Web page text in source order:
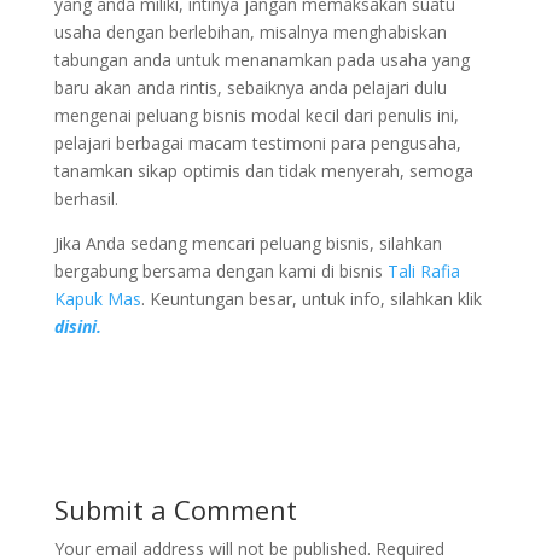
usaha dengan berlebihan, misalnya menghabiskan
tabungan anda untuk menanamkan pada usaha yang
baru akan anda rintis, sebaiknya anda pelajari dulu
mengenai peluang bisnis modal kecil dari penulis ini,
pelajari berbagai macam testimoni para pengusaha,
tanamkan sikap optimis dan tidak menyerah, semoga
berhasil.
Jika Anda sedang mencari peluang bisnis, silahkan
bergabung bersama dengan kami di bisnis Tali Rafia
Kapuk Mas. Keuntungan besar, untuk info, silahkan klik
disini.
Submit a Comment
Your email address will not be published. Required